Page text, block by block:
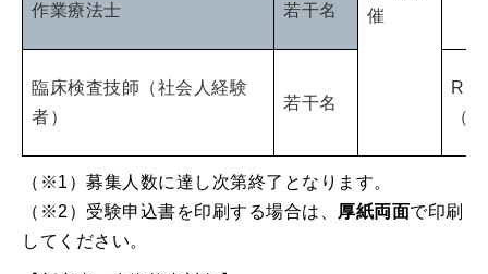
催
作業療法士 若干名
臨床検査技師（社会人経験
者）
若干名
R7
（
（※1）募集人数に達し次第終了となります。
（※2）受験申込書を印刷する場合は、 厚紙両面で印刷
してください。